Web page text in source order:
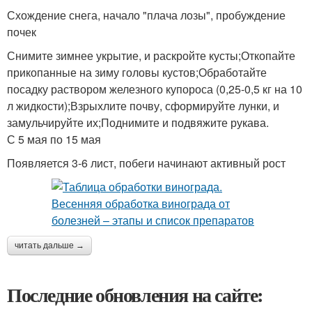
Схождение снега, начало "плача лозы", пробуждение
почек
Снимите зимнее укрытие, и раскройте кусты;Откопайте
прикопанные на зиму головы кустов;Обработайте
посадку раствором железного купороса (0,25-0,5 кг на 10
л жидкости);Взрыхлите почву, сформируйте лунки, и
замульчируйте их;Поднимите и подвяжите рукава.
С 5 мая по 15 мая
Появляется 3-6 лист, побеги начинают активный рост
читать дальше →
Последние обновления на сайте: